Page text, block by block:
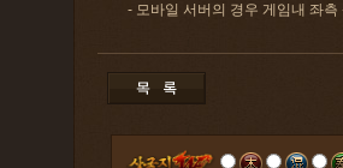
- 모바일 서버의 경우 게임내 좌